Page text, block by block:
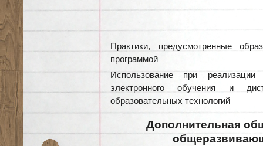
Практики, предусмотренные
программой
Использование при реализации
электронного обучения и
образовательных технологий
Дополнительная